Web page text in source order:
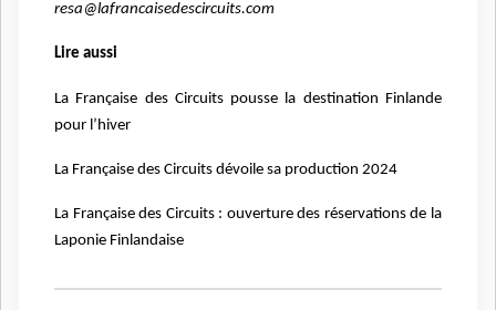
resa@lafrancaisedescircuits.com
Lire aussi
La Française des Circuits pousse la destination Finlande
pour l’hiver
La Française des Circuits dévoile sa production 2024
La Française des Circuits : ouverture des réservations de la
Laponie Finlandaise